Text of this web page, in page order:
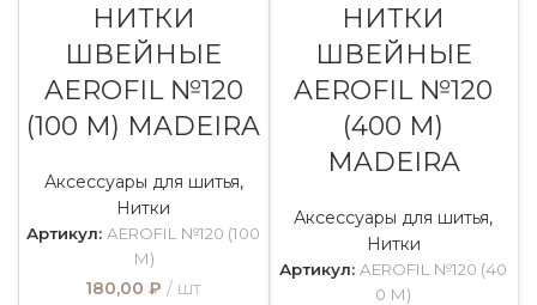
НИТКИ
ШВЕЙНЫЕ
AEROFIL №120
(100 М) MADEIRA
Аксессуары для шитья,
Нитки
Артикул:AEROFIL №120 (100
М)
180,00₽ шт
НИТКИ
ШВЕЙНЫЕ
AEROFIL №120
(400 М)
MADEIRA
Аксессуары для шитья,
Нитки
Артикул:AEROFIL №120 (40
0 М)